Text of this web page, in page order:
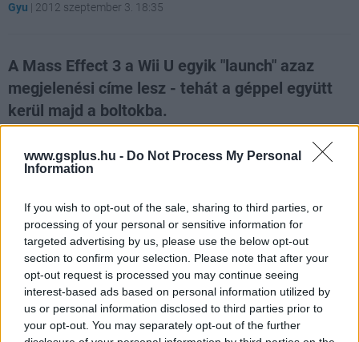
www.gsplus.hu - Do Not Process My Personal
Information
If you wish to opt-out of the sale, sharing to third parties, or
processing of your personal or sensitive information for
targeted advertising by us, please use the below opt-out
section to confirm your selection. Please note that after your
opt-out request is processed you may continue seeing
interest-based ads based on personal information utilized by
us or personal information disclosed to third parties prior to
your opt-out. You may separately opt-out of the further
Gyu | 2012 szeptember 3. 18:35
A Mass Effect 3 a Wii U egyik "launch" azaz
megjelenési címe lesz - tehát a géppel együtt
kerül majd a boltokba.
ki fogja használni az új masina tulajdonságait, most
csalódniuk kell - pedig a Wii U-s Mass Effect 3
bővített kiadás lesz.
A Straight Right portolja a játékot, s a cég igazgatója
maga is jelezte, hogy nem lesz 1080p-s támogatás.
"A játék a 720p-t és alacsonyabb felbontásokat támogat